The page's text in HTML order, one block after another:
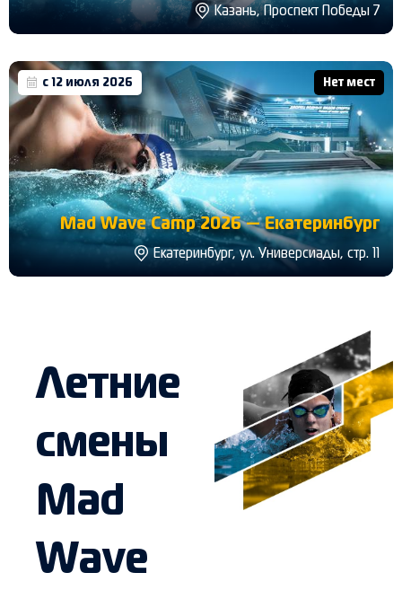
Казань, Проспект Победы 7
с 12 июля 2026 Нет мест
Mad Wave Camp 2026 — Екатеринбург
Екатеринбург, ул. Универсиады, стр. 11
Летние
смены
Mad
Wave